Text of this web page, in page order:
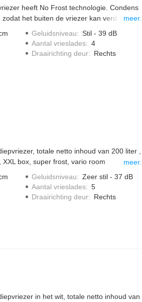
heeft No Frost technologie. Condens
het buiten de vriezer kan verdampen.
vriezer heeft een geluids signaal wanneer
ventilator van het Multi Airflow-systeem
meer...
Geluidsniveau: Stil - 39 dB
Aantal vrieslades: 4
Draairichting deur: Rechts
totale netto inhoud van 200 liter ,
box, super frost, vario room
meer...
Geluidsniveau: Zeer stil - 37 dB
Aantal vrieslades: 5
Draairichting deur: Rechts
in het wit, totale netto inhoud van